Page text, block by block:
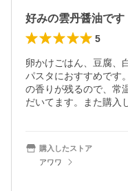
好みの雲丹醤油です
5
卵かけごはん、豆腐、
パスタにおすすめです
の香りが残るので、常
だいてます。また購入
購入したストア
アワワ